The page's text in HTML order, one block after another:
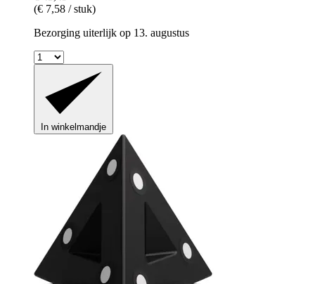
(€ 7,58 / stuk)
Bezorging uiterlijk op 13. augustus
In winkelmandje